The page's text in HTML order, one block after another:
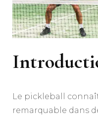
Le pickleball
remarquable dans